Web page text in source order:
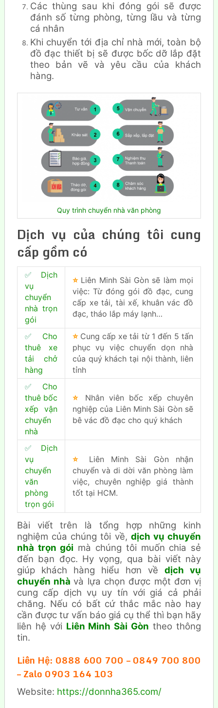
Các thùng sau khi đóng gói sẽ được
đánh số từng phòng, từng lầu và từng
cá nhân
Khi chuyển tới địa chỉ nhà mới, toàn bộ
đồ đạc thiết bị sẽ được bốc dỡ lắp đặt
theo bản vẽ và yêu cầu của khách
hàng.
Quy trình chuyển nhà văn phòng
Dịch vụ của chúng tôi cung
cấp gồm có
✅ Dịch
vụ
chuyển
nhà trọn
gói
⭐ Liên Minh Sài Gòn sẽ làm mọi
việc: Từ đóng gói đồ đạc, cung
cấp xe tải, tài xế, khuân vác đồ
đạc, tháo lắp máy lạnh…
✅
Cho
thuê xe
tải chở
hàng
⭐ Cung cấp xe tải từ 1 đến 5 tấn
phục vụ việc chuyển dọn nhà
của quý khách tại nội thành, liên
tỉnh
✅
Cho
thuê bốc
xếp vận
chuyển
nhà
⭐ Nhân viên bốc xếp chuyên
nghiệp của Liên Minh Sài Gòn sẽ
bê vác đồ đạc cho quý khách
✅
Dịch
vụ
chuyển
văn
phòng
trọn gói
⭐ Liên Minh Sài Gòn nhận
chuyển và di dời văn phòng làm
việc, chuyên nghiệp giá thành
tốt tại HCM.
Bài viết trên là tổng hợp những kinh
nghiệm của chúng tôi về, dịch vụ chuyển
nhà trọn gói mà chúng tôi muốn chia sẻ
đến bạn đọc. Hy vọng, qua bài viết này
giúp khách hàng hiểu hơn vềdịch vụ
chuyển nhà và lựa chọn được một đơn vị
cung cấp dịch vụ uy tín với giá cả phải
chăng. Nếu có bất cứ thắc mắc nào hay
cần được tư vấn báo giá cụ thể thì bạn hãy
liên hệ với Liên Minh Sài Gòn theo thông
tin.
Liên Hệ: 0888 600 700 – 0849 700 800
– Zalo 0903 164 103
Website: https://donnha365.com/